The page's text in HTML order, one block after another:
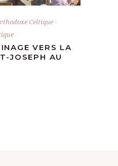
Celtique
VERS LA
JOSEPH AU